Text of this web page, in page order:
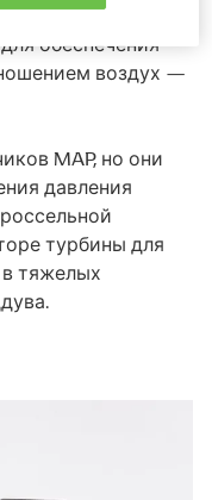
регулировать
обеспечения
воздух —
MAP, но они
давления
турбины для
тяжелых